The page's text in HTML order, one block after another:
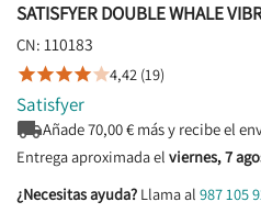
SATISFYER DOUBLE WHALE
CN: 110183
4,42 (19)
Satisfyer
Añade70,00€ más y recibe el
Entrega aproximada el viernes, 7
¿Necesitas ayuda? Llama al 987 105